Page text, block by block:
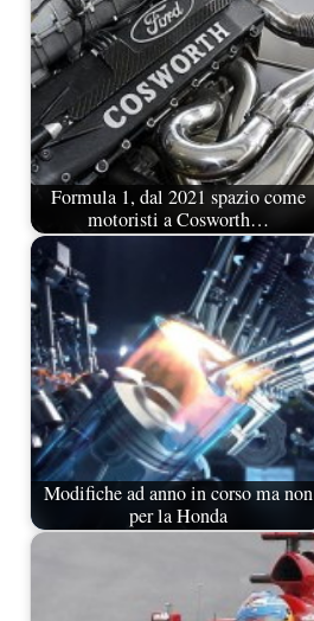
Formula 1, dal 2021 spazio come
motoristi a Cosworth…
Modifiche ad anno in corso ma non
per la Honda